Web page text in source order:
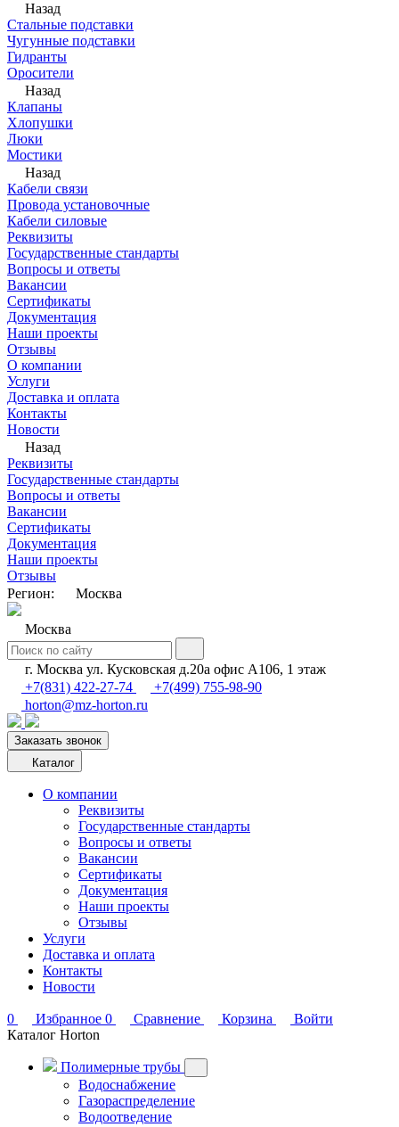
Назад
Стальные подставки
Чугунные подставки
Гидранты
Оросители
Назад
Клапаны
Хлопушки
Люки
Мостики
Назад
Кабели связи
Провода установочные
Кабели силовые
Реквизиты
Государственные стандарты
Вопросы и ответы
Вакансии
Сертификаты
Документация
Наши проекты
Отзывы
О компании
Услуги
Доставка и оплата
Контакты
Новости
Назад
Реквизиты
Государственные стандарты
Вопросы и ответы
Вакансии
Сертификаты
Документация
Наши проекты
Отзывы
Регион:
Москва
Москва
г. Москва ул. Кусковская д.20а офис А106, 1 этаж
+7(831) 422-27-74
+7(499) 755-98-90
horton@mz-horton.ru
Заказать звонок
Каталог
О компании
Реквизиты
Государственные стандарты
Вопросы и ответы
Вакансии
Сертификаты
Документация
Наши проекты
Отзывы
Услуги
Доставка и оплата
Контакты
Новости
0 Избранное 0 Сравнение Корзина
Войти
Каталог Horton
Полимерные трубы
Водоснабжение
Газораспределение
Водоотведение